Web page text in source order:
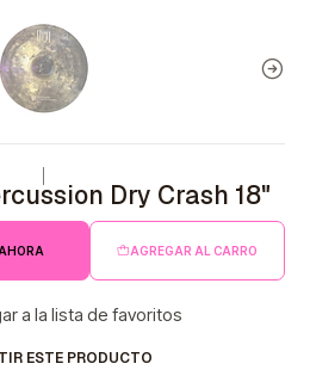
Dry Crash 18"
AGREGAR AL CARRO
a la lista de favoritos
ESTE PRODUCTO